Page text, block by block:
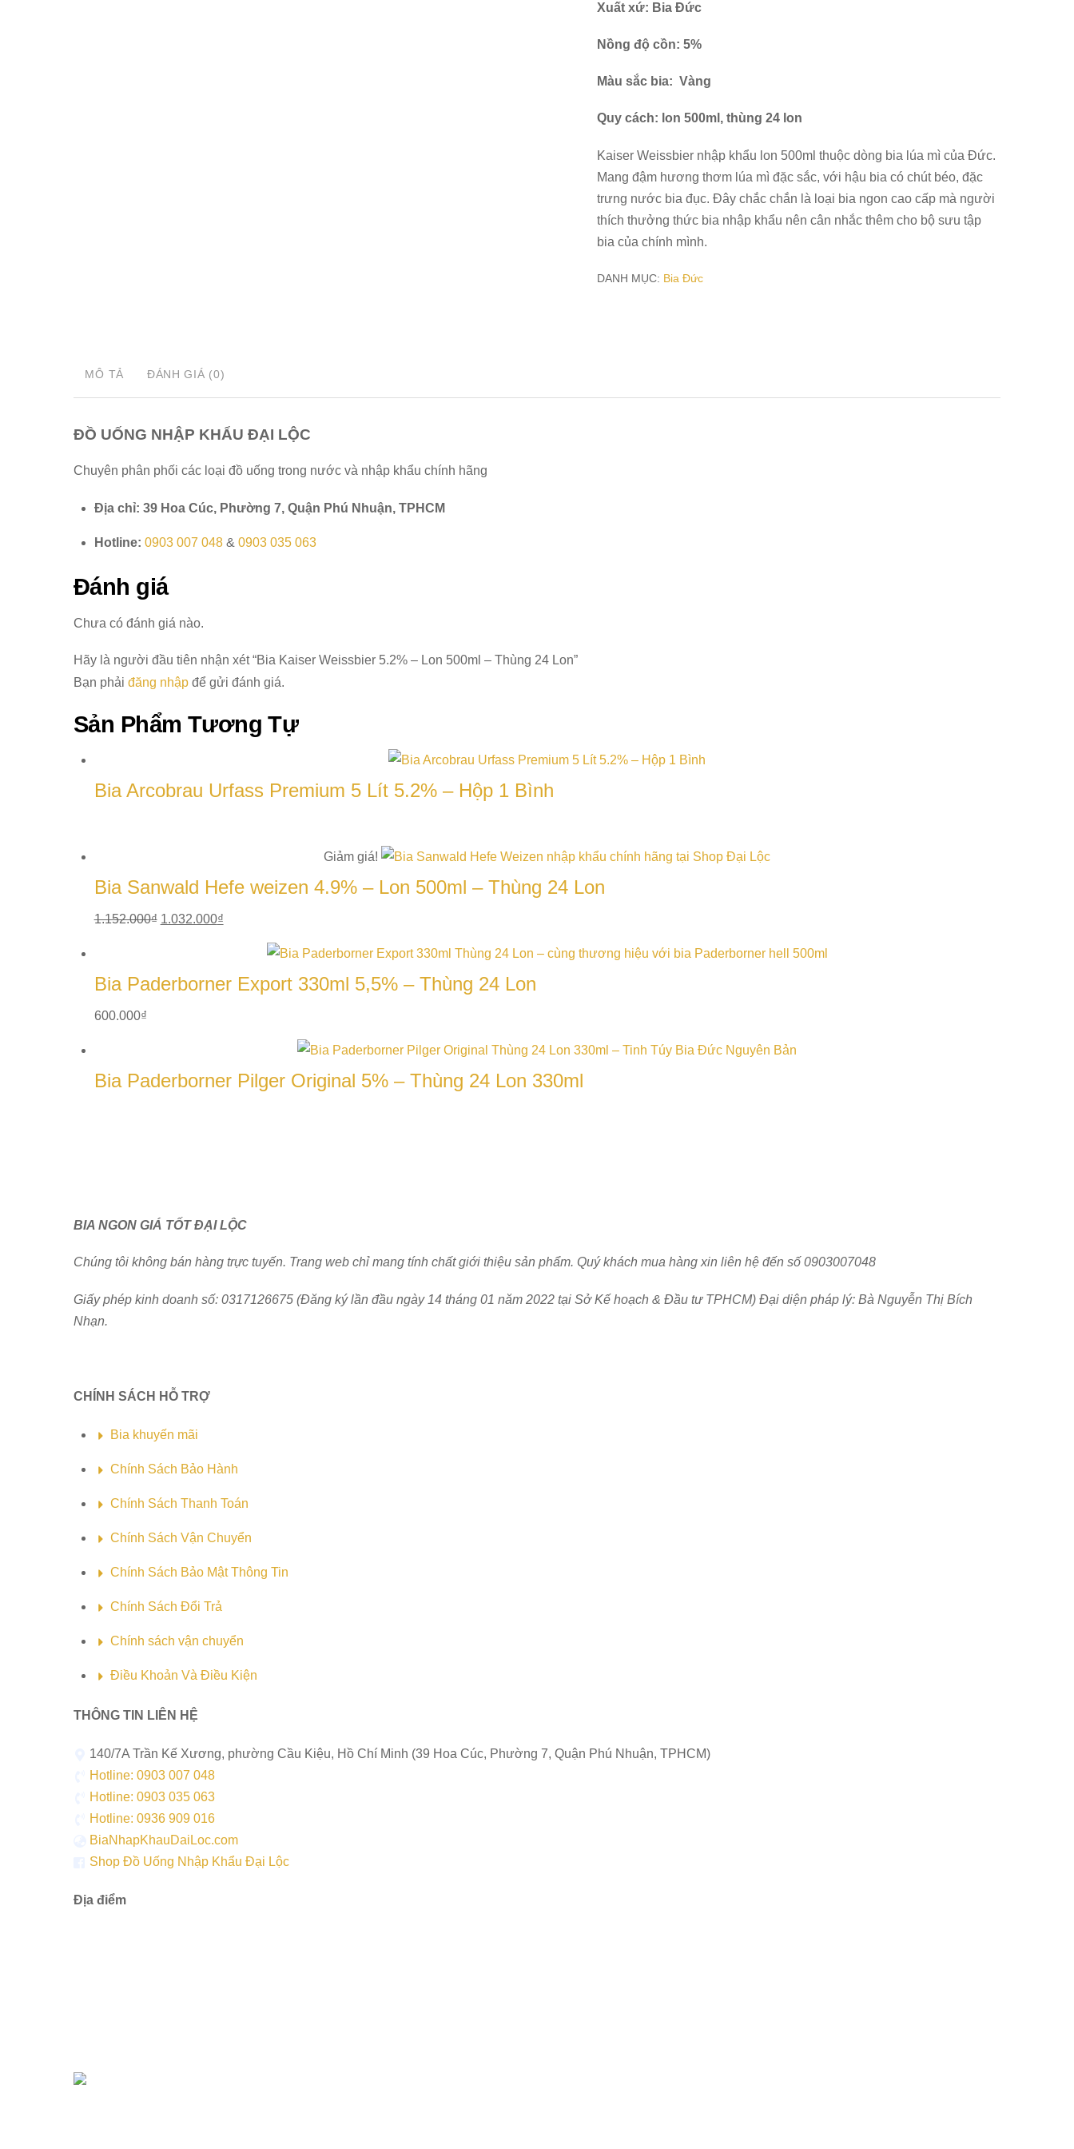
Xuất xứ: Bia Đức
Nồng độ cồn: 5%
Màu sắc bia: Vàng
Quy cách: lon 500ml, thùng 24 lon
Kaiser Weissbier nhập khẩu lon 500ml thuộc dòng bia lúa mì của Đức.
Mang đậm hương thơm lúa mì đặc sắc, với hậu bia có chút béo, đặc
trưng nước bia đục. Đây chắc chắn là loại bia ngon cao cấp mà người
thích thưởng thức bia nhập khẩu nên cân nhắc thêm cho bộ sưu tập
bia của chính mình.
DANH MỤC: Bia Đức
MÔ TẢ ĐÁNH GIÁ (0)
ĐỒ UỐNG NHẬP KHẨU ĐẠI LỘC
Chuyên phân phối các loại đồ uống trong nước và nhập khẩu chính hãng
Địa chỉ: 39 Hoa Cúc, Phường 7, Quận Phú Nhuận, TPHCM
Hotline: 0903 007 048& 0903 035 063
Đánh giá
Chưa có đánh giá nào.
Hãy là người đầu tiên nhận xét “Bia Kaiser Weissbier 5.2% – Lon 500ml – Thùng 24 Lon”
Bạn phải đăng nhập để gửi đánh giá.
Sản Phẩm Tương Tự
Bia Arcobrau Urfass Premium 5 Lít 5.2% – Hộp 1 Bình
Giảm giá!
Bia Sanwald Hefe weizen 4.9% – Lon 500ml – Thùng 24 Lon
1.152.000₫ Giá
1.152.000₫.
1.032.000₫Giá
là:
Bia Paderborner Export 330ml 5,5% – Thùng 24 Lon
600.000₫
Bia Paderborner Pilger Original 5% – Thùng 24 Lon 330ml
BIA NGON GIÁ TỐT ĐẠI LỘC
Chúng tôi không bán hàng trực tuyến. Trang web chỉ mang tính chất giới thiệu sản phẩm. Quý khách mua hàng xin liên hệ đến số 0903007048
Giấy phép kinh doanh số: 0317126675 (Đăng ký lần đầu ngày 14 tháng 01 năm 2022 tại Sở Kế hoạch & Đầu tư TPHCM) Đại diện pháp lý: Bà Nguyễn Thị Bích
Nhạn.
CHÍNH SÁCH HỖ TRỢ
Bia khuyến mãi
Chính Sách Bảo Hành
Chính Sách Thanh Toán
Chính Sách Vận Chuyển
Chính Sách Bảo Mật Thông Tin
Chính Sách Đổi Trả
Chính sách vận chuyển
Điều Khoản Và Điều Kiện
THÔNG TIN LIÊN HỆ
140/7A Trần Kế Xương, phường Cầu Kiệu, Hồ Chí Minh (39 Hoa Cúc, Phường 7, Quận Phú Nhuận, TPHCM)
Hotline: 0903 007 048
Hotline: 0903 035 063
Hotline: 0936 909 016
BiaNhapKhauDaiLoc.com
Shop Đồ Uống Nhập Khẩu Đại Lộc
Địa điểm